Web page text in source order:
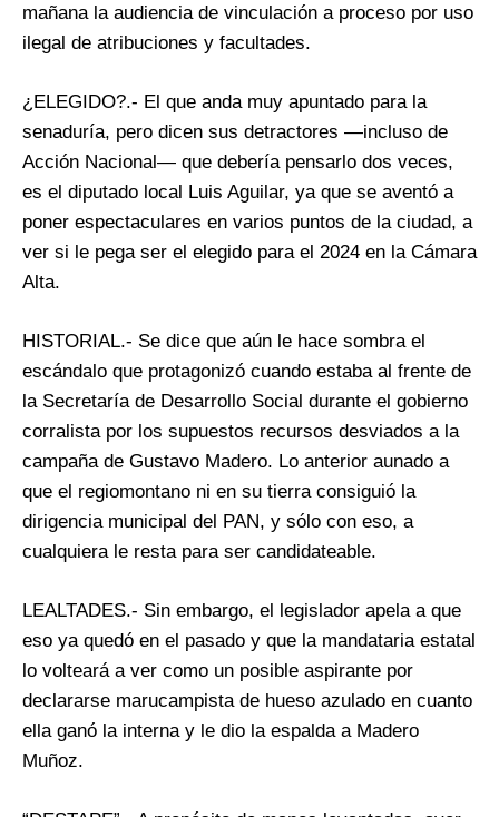
mañana la audiencia de vinculación a proceso por uso
ilegal de atribuciones y facultades.
¿ELEGIDO?.- El que anda muy apuntado para la
senaduría, pero dicen sus detractores —incluso de
Acción Nacional— que debería pensarlo dos veces,
es el diputado local Luis Aguilar, ya que se aventó a
poner espectaculares en varios puntos de la ciudad, a
ver si le pega ser el elegido para el 2024 en la Cámara
Alta.
HISTORIAL.- Se dice que aún le hace sombra el
escándalo que protagonizó cuando estaba al frente de
la Secretaría de Desarrollo Social durante el gobierno
corralista por los supuestos recursos desviados a la
campaña de Gustavo Madero. Lo anterior aunado a
que el regiomontano ni en su tierra consiguió la
dirigencia municipal del PAN, y sólo con eso, a
cualquiera le resta para ser candidateable.
LEALTADES.- Sin embargo, el legislador apela a que
eso ya quedó en el pasado y que la mandataria estatal
lo volteará a ver como un posible aspirante por
declararse marucampista de hueso azulado en cuanto
ella ganó la interna y le dio la espalda a Madero
Muñoz.